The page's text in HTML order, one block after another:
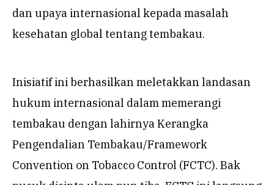
dan upaya internasional kepada masalah
kesehatan global tentang tembakau.
Inisiatif ini berhasilkan meletakkan landasan
hukum internasional dalam memerangi
tembakau dengan lahirnya Kerangka
Pengendalian Tembakau/Framework
Convention on Tobacco Control (FCTC). Bak